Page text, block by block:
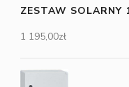
ZESTAW SOLARNY
1 195,00zł